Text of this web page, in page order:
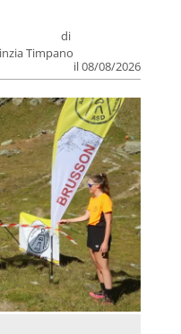
di
Timpano
il 08/08/2026